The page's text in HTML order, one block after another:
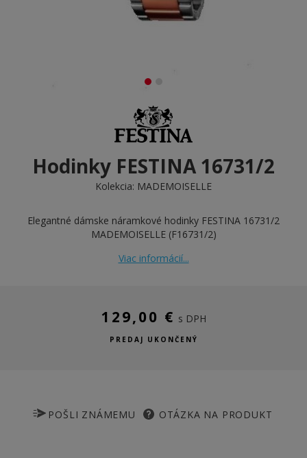
Hodinky FESTINA 16731/2
Kolekcia: MADEMOISELLE
Elegantné dámske náramkové hodinky FESTINA 16731/2
MADEMOISELLE (F16731/2)
Viac informácií...
129,00 € s DPH
PREDAJ UKONČENÝ
POŠLI ZNÁMEMU OTÁZKA NA PRODUKT